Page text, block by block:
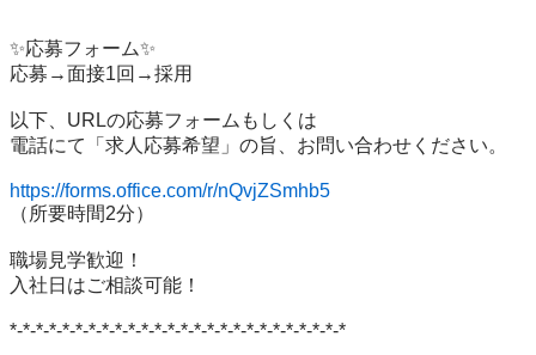
✨応募フォーム✨
応募→面接1回→採用
以下、URLの応募フォームもしくは
電話にて「求人応募希望」の旨、お問い合わせください。
https://forms.office.com/r/nQvjZSmhb5
（所要時間2分）
職場見学歓迎！
入社日はご相談可能！
*-*-*-*-*-*-*-*-*-*-*-*-*-*-*-*-*-*-*-*-*-*-*-*-*-*